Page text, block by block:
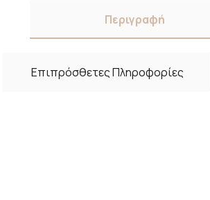
Περιγραφή
Επιπρόσθετες Πληροφορίες